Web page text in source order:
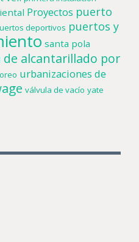
Proyectos puerto
deportivos puertos y
santa pola
de alcantarillado por
urbanizaciones de
válvula de vacío yate